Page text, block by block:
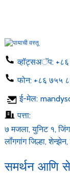
व्हॉट्सअॅप:
फोन: +८६ ७५५
ई-मेल:
पत्ता:
७ मजला, युनिट १,
लॉंगगांग जिल्हा, शेन्झेन,
समर्थन आणि